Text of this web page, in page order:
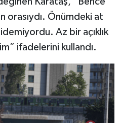
orasıydı. Önümdeki at
Az bir açıklık
ifadelerini kullandı.